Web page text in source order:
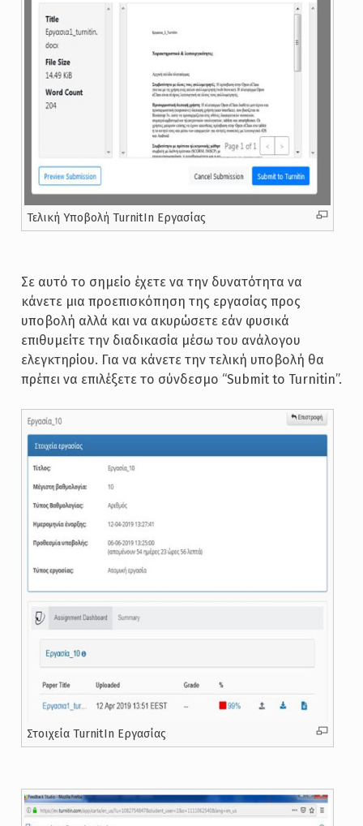
Τελική Υποβολή TurnitIn Εργασίας
Σε αυτό το σημείο έχετε να την δυνατότητα να
κάνετε μια προεπισκόπηση της εργασίας προς
υποβολή αλλά και να ακυρώσετε εάν φυσικά
επιθυμείτε την διαδικασία μέσω του ανάλογου
ελεγκτηρίου. Για να κάνετε την τελική υποβολή θα
πρέπει να επιλέξετε το σύνδεσμο “Submit to Turnitin”.
Στοιχεία TurnitIn Εργασίας